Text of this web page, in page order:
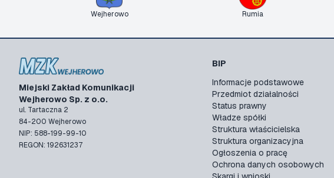
Wejherowo Rumia
Miejski Zakład Komunikacji
Wejherowo Sp. z o.o.
ul. Tartaczna 2
84-200 Wejherowo
NIP: 588-199-99-10
REGON: 192631237
BIP
Informacje podstawowe
Przedmiot działalności
Status prawny
Władze spółki
Struktura właścicielska
Struktura organizacyjna
Ogłoszenia o pracę
Ochrona danych osobowych